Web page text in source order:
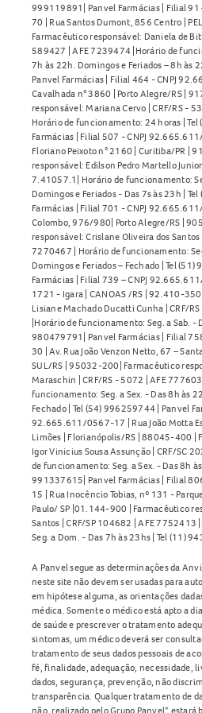
999119891| Panvel Farmácias | Filial
70 | Rua Santos Dumont, 856 Centro |
Farmacêutico responsável: Daniela de
589427 | AFE 7239474 |Horário de
7h às 22h. Domingos e Feriados – 8h às
Panvel Farmácias | Filial 464 - CNPJ
Cavalhada n° 3860 | Porto Alegre/RS |
responsável: Mariana Cervo | CRF/RS -
Horário de funcionamento: 24 horas |
Farmácias | Filial 507 - CNPJ
Floriano Peixoto n° 2160 | Curitiba/PR |
responsável: Edilson Pedro Martello
7.41057.1| Horário de funcionamento:
Domingos e Feriados - Das 7s às 23h |
Farmácias | Filial 701 - CNPJ
Colombo, 976/980| Porto Alegre/RS |
responsável: Crislane Oliveira dos
7270467 | Horário de funcionamento:
Domingos e Feriados – Fechado | Tel
Farmácias | Filial 739 – CNPJ
1721 - Igara | CANOAS /RS | 92.410-
Lisiane Machado Ducatti Cunha | CRF/
|Horário de funcionamento: Seg. a Sab. -
980479791| Panvel Farmácias | Filial
30 | Av. Rua João Venzon Netto, 67 –
SUL/RS | 95032-200| Farmacêutico
Maraschin | CRF/RS - 5072 | AFE
funcionamento: Seg. a Sex. - Das 8h às
Fechado | Tel (54) 996259744 | Panvel
92.665.611/0567-17 | Rua João Motta
Limões | Florianópolis/RS | 88045-400 |
Igor Vinicius Sousa Assunção | CRF/SC
de funcionamento: Seg. a Sex. - Das 8h
991337615| Panvel Farmácias | Filial
15 | Rua Inocêncio Tobias, nº 131 -
Paulo/ SP |01.144-900 | Farmacêutico
Santos | CRF/SP 104682 | AFE
Seg. a Dom. - Das 7h às 23hs | Tel (11)
A Panvel segue as determinações da
neste site não devem ser usadas para
em hipótese alguma, as orientações
médica. Somente o médico está apto a
de saúde e prescrever o tratamento
sintomas, um médico deverá ser
tratamento de seus dados pessoais de
fé, finalidade, adequação, necessidade,
dados, segurança, prevenção, não
transparência. Qualquer tratamento de
não, realizado pelo Grupo Panvel* estará